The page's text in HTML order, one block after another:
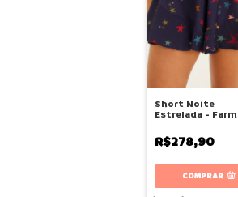
Short Noite
Estrelada - Farm
R$278,90
COMPRAR